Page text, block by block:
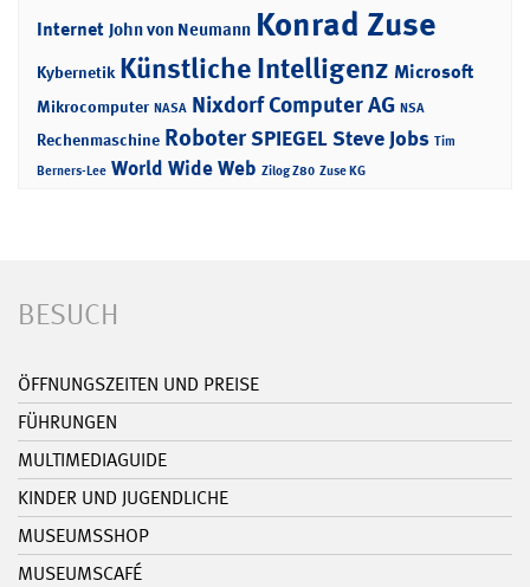
Internet John von Neumann Konrad Zuse
Kybernetik Künstliche Intelligenz Microsoft
Mikrocomputer NASA Nixdorf Computer AG NSA
Rechenmaschine RoboterSPIEGELSteve Jobs Tim
Berners-Lee World Wide Web Zilog Z80 Zuse KG
BESUCH
ÖFFNUNGSZEITEN UND PREISE
FÜHRUNGEN
MULTIMEDIAGUIDE
KINDER UND JUGENDLICHE
MUSEUMSSHOP
MUSEUMSCAFÉ